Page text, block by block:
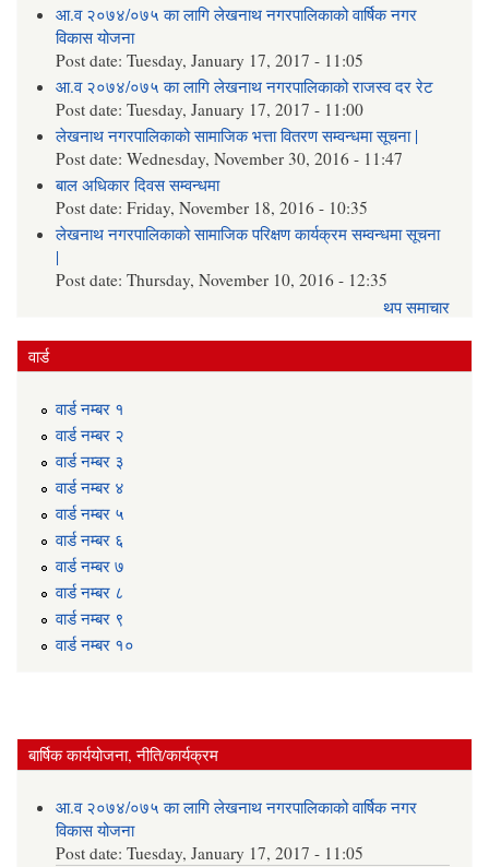
आ.व २०७४/०७५ का लागि लेखनाथ नगरपालिकाको वार्षिक नगर
विकास योजना
Post date:Tuesday, January 17, 2017 - 11:05
आ.व २०७४/०७५ का लागि लेखनाथ नगरपालिकाको राजस्व दर रेट
Post date:Tuesday, January 17, 2017 - 11:00
लेखनाथ नगरपालिकाको सामाजिक भत्ता वितरण सम्वन्धमा सूचना |
Post date:Wednesday, November 30, 2016 - 11:47
बाल अधिकार दिवस सम्वन्धमा
Post date:Friday, November 18, 2016 - 10:35
लेखनाथ नगरपालिकाको सामाजिक परिक्षण कार्यक्रम सम्वन्धमा सूचना
|
Post date:Thursday, November 10, 2016 - 12:35
थप समाचार
वार्ड
वार्ड न‌म्बर १
वार्ड न‌म्बर २
वार्ड न‌म्बर ३
वार्ड न‌म्बर ४
वार्ड न‌म्बर ५
वार्ड न‌म्बर ६
वार्ड न‌म्बर ७
वार्ड न‌म्बर ८
वार्ड न‌म्बर ९
वार्ड न‌म्बर १०
बार्षिक कार्ययोजना, नीति/कार्यक्रम
आ.व २०७४/०७५ का लागि लेखनाथ नगरपालिकाको वार्षिक नगर
विकास योजना
Post date:Tuesday, January 17, 2017 - 11:05